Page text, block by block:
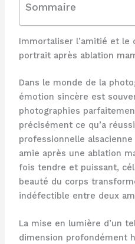
Sommaire
Immortaliser l’amitié et le
portrait après ablation
Dans le monde de la
émotion sincère est
photographies
précisément ce qu’a
professionnelle
amie après une ablation
fois tendre et puissant,
beauté du corps
indéfectible entre deux
La mise en lumière d’un
dimension profondément